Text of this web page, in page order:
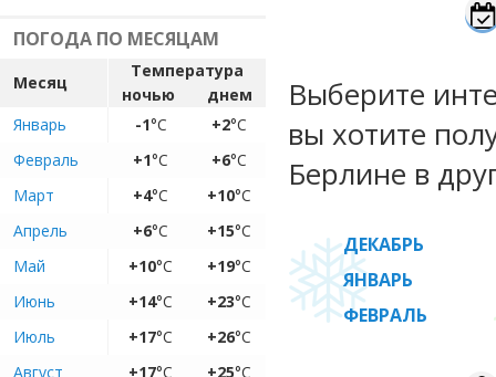
ПОГОДА ПО МЕСЯЦАМ
Месяц
Температура
ночью
днем
Январь
-1°C +2°C
Февраль
+1°C +6°C
Март
+4°C +10°C
Апрель
+6°C +15°C
Май
+10°C +19°C
Июнь
+14°C +23°C
Июль
+17°C +26°C
Август
+17°C +25°C
Выберите
вы хотите
Берлине в
ДЕКАБРЬ
ЯНВАРЬ
ФЕВРАЛЬ